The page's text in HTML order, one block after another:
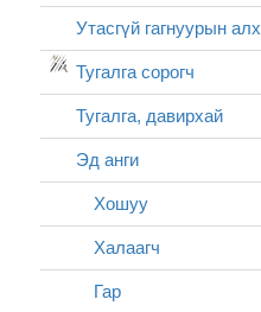
Утасгүй гагнуурын алх
Тугалга сорогч
Тугалга, давирхай
Эд анги
Хошуу
Халаагч
Гар